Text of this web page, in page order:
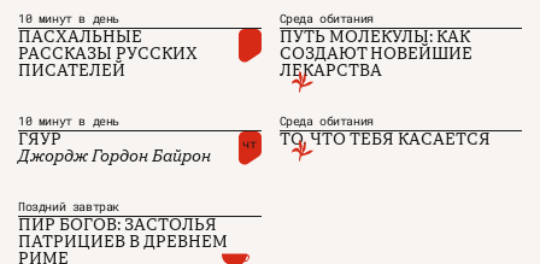
10 минут в день
ПАСХАЛЬНЫЕ
РАССКАЗЫ РУССКИХ
ПИСАТЕЛЕЙ
Среда обитания
ПУТЬ МОЛЕКУЛЫ: КАК
СОЗДАЮТ НОВЕЙШИЕ
ЛЕКАРСТВА
10 минут в день
ГЯУР
Джордж Гордон Байрон
чт
Среда обитания
ТО, ЧТО ТЕБЯ КАСАЕТСЯ
Поздний завтрак
ПИР БОГОВ: ЗАСТОЛЬЯ
ПАТРИЦИЕВ В ДРЕВНЕМ
РИМЕ
Авторы
Журнал
Подписаться на журнал
VK